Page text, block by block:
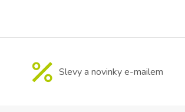
Slevy a novinky e-mailem